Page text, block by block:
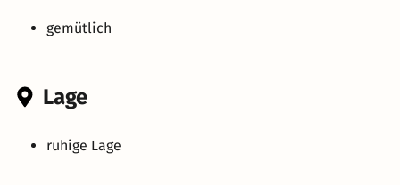
gemütlich
Lage
ruhige Lage